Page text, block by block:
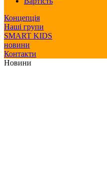
Концепція
Наші групи
SMART KIDS
новини
Контакти
Новини